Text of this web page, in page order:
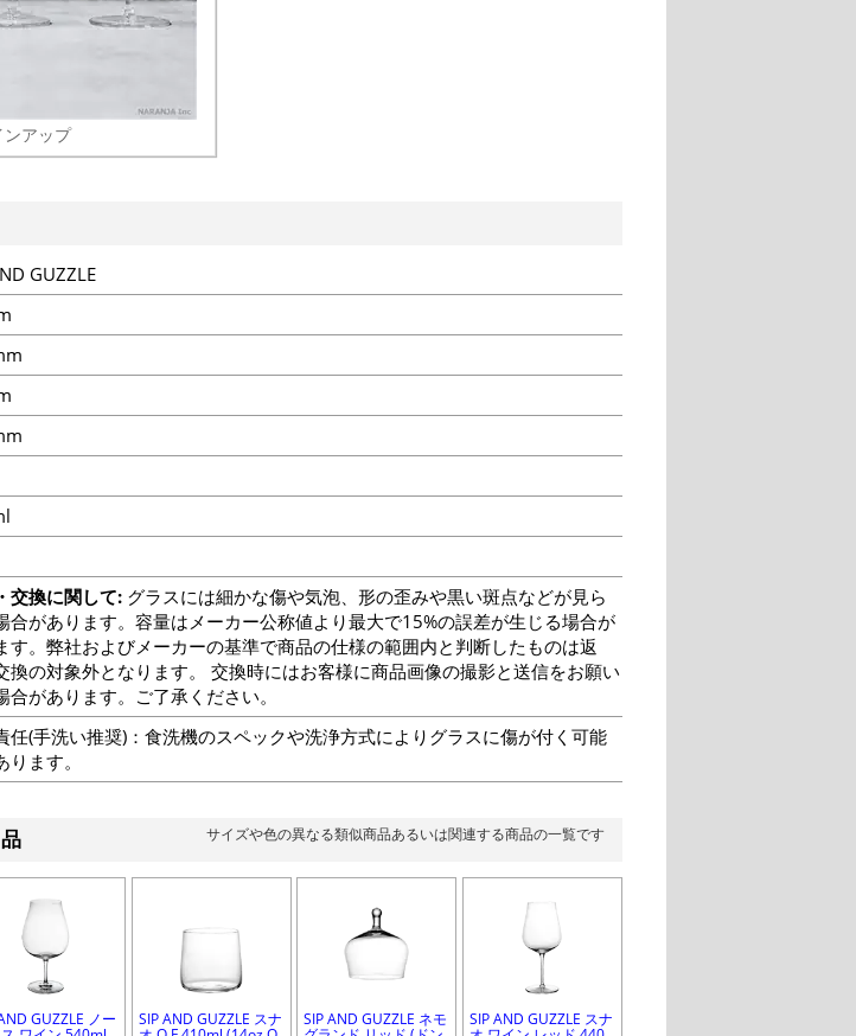
ンアップ
GUZZLE
交換に関して:グラスには細かな傷や気泡、形の歪みや黒い斑点などが見ら
合があります。容量はメーカー公称値より最大で15%の誤差が生じる場合が
す。弊社およびメーカーの基準で商品の仕様の範囲内と判断したものは返
換の対象外となります。 交換時にはお客様に商品画像の撮影と送信をお願い
合があります。ご了承ください。
任(手洗い推奨)：食洗機のスペックや洗浄方式によりグラスに傷が付く可能
ります。
サイズや色の異なる類似商品あるいは関連する商品の一覧です
GUZZLE ノー SIP AND GUZZLE スナ SIP AND GUZZLE ネモ SIP AND GUZZLE スナ